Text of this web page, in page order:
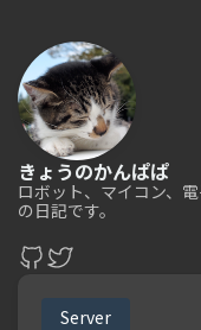
きょうのかんぱぱ
ロボット、マイコン、
の日記です。
Server